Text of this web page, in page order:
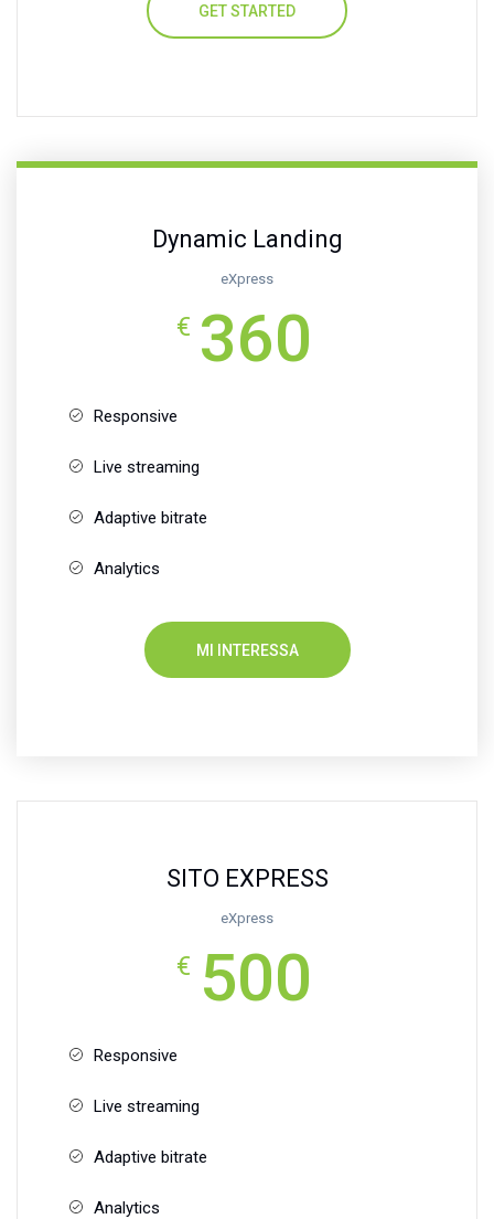
GET STARTED
Dynamic Landing
eXpress
€ 360
Responsive
Live streaming
Adaptive bitrate
Analytics
MI INTERESSA
SITO EXPRESS
eXpress
€ 500
Responsive
Live streaming
Adaptive bitrate
Analytics